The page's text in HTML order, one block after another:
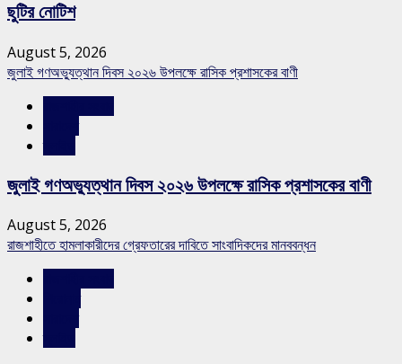
ছুটির নোটিশ
August 5, 2026
জুলাই গণঅভ্যুত্থান দিবস ২০২৬ উপলক্ষে রাসিক প্রশাসকের বাণী
জুলাই গণঅভ্যুত্থান দিবস ২০২৬ উপলক্ষে রাসিক প্রশাসকের বাণী
August 5, 2026
রাজশাহীতে হামলাকারীদের গ্রেফতারের দাবিতে সাংবাদিকদের মানববন্ধন